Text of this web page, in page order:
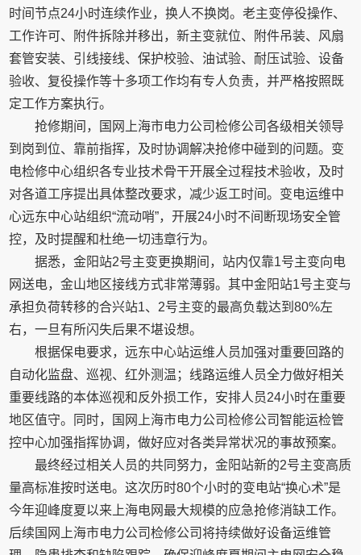
时间节点24小时连续作业，换人不换岗。老主变停役操作、
工作许可、附件拆除并移出，新主变就位、附件吊装、风扇
套管安装、引线接线、保护校验、油试验、耐压试验、设备
验收、复役操作等十多项工作均有专人负责，并严格按照既
定工作方案执行。
抢修期间，国网上海市电力公司检修公司各级相关领导
到岗到位、靠前指挥，及时协调解决抢修中碰到的问题。变
电检修中心组织各专业技术骨干开展全过程技术验收，及时
对各道工序提出具体整改要求，减少返工时间。变电运维中
心远东中心站组织“流动哨”，开展24小时不间断现场安全管
控，及时提醒和杜绝一切违章行为。
据悉，金阳站2号主变更换期间，站内仅靠1号主变向电
网送电，金山地区接线方式非常薄弱。其中金阳站1号主变与
承担负荷转移的合兴站1、2号主变的最高负载达到80%左
右，一旦有所闪失后果不堪设想。
根据保电要求，远东中心站运维人员加强对重要回路的
自动化监盘、巡视、红外测温；线路运维人员全力做好相关
重要线路的本体巡视和反外损工作，安排人员24小时在重要
地区值守。同时，国网上海市电力公司检修公司智能运检管
控中心加强指挥协调，做好应对各类异常状况的事故预案。
最终经过相关人员的共同努力，金阳站新的2号主变高质
量高标准按时送电。这次历时80个小时的变电站“换心术”是
今年迎峰度夏以来上海电网最大规模的应急抢修消缺工作。
后续国网上海市电力公司检修公司将持续做好设备运维管